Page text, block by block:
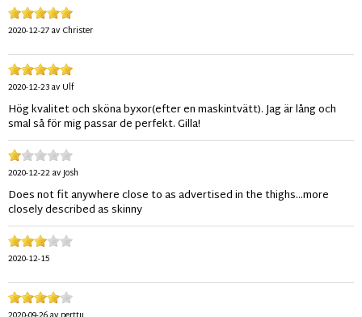
2020-12-27av Christer
2020-12-23av Ulf
Hög kvalitet och sköna byxor(efter en maskintvätt). Jag är lång och
smal så för mig passar de perfekt. Gilla!
2020-12-22avJosh
Does not fit anywhere close to as advertised in the thighs...more
closely described as skinny
2020-12-15